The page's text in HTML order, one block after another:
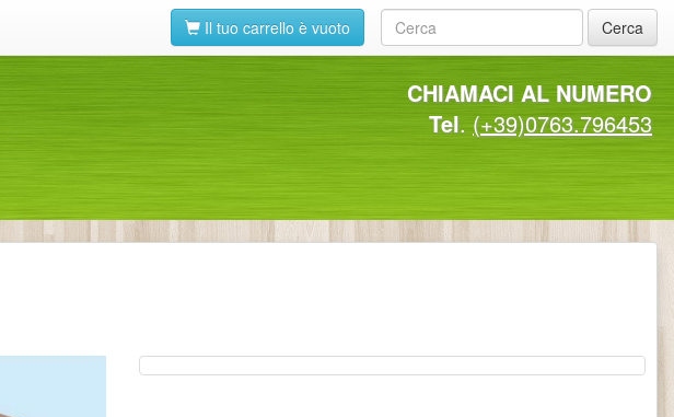
Cerca
Il tuo carrello è vuoto
CHIAMACI AL NUMERO
Tel. (+39)0763.796453